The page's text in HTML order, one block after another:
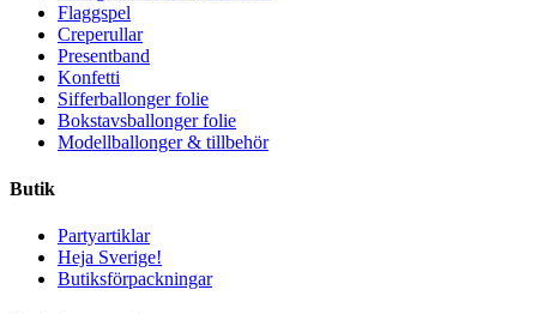
Flaggspel
Creperullar
Presentband
Konfetti
Sifferballonger folie
Bokstavsballonger folie
Modellballonger & tillbehör
Butik
Partyartiklar
Heja Sverige!
Butiksförpackningar